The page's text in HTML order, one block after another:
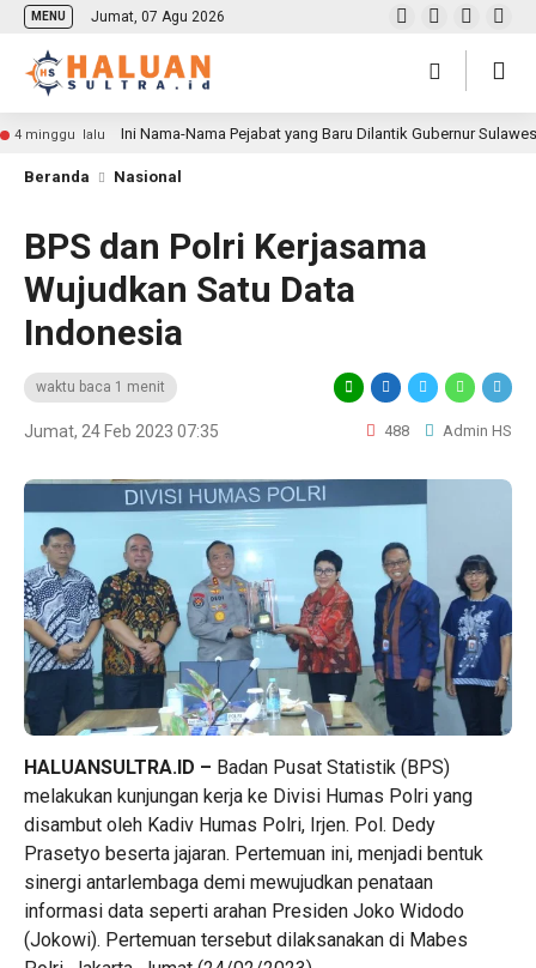
MENU Jumat, 07 Agu 2026
4 minggu lalu Ini Nama-Nama Pejabat yang Baru Dilantik Gubernur
Beranda Nasional
BPS dan Polri Kerjasama
Wujudkan Satu Data
Indonesia
waktu baca 1 menit
Jumat, 24 Feb 2023 07:35 488 Admin HS
HALUANSULTRA.ID – Badan Pusat Statistik (BPS)
melakukan kunjungan kerja ke Divisi Humas Polri yang
disambut oleh Kadiv Humas Polri, Irjen. Pol. Dedy
Prasetyo beserta jajaran. Pertemuan ini, menjadi bentuk
sinergi antarlembaga demi mewujudkan penataan
informasi data seperti arahan Presiden Joko Widodo
(Jokowi). Pertemuan tersebut dilaksanakan di Mabes